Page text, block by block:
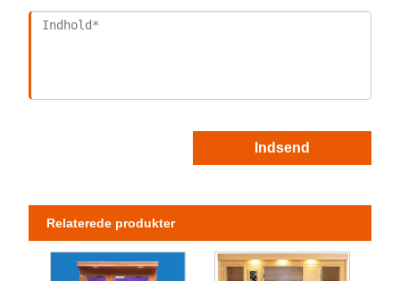
Indsend
Relaterede produkter